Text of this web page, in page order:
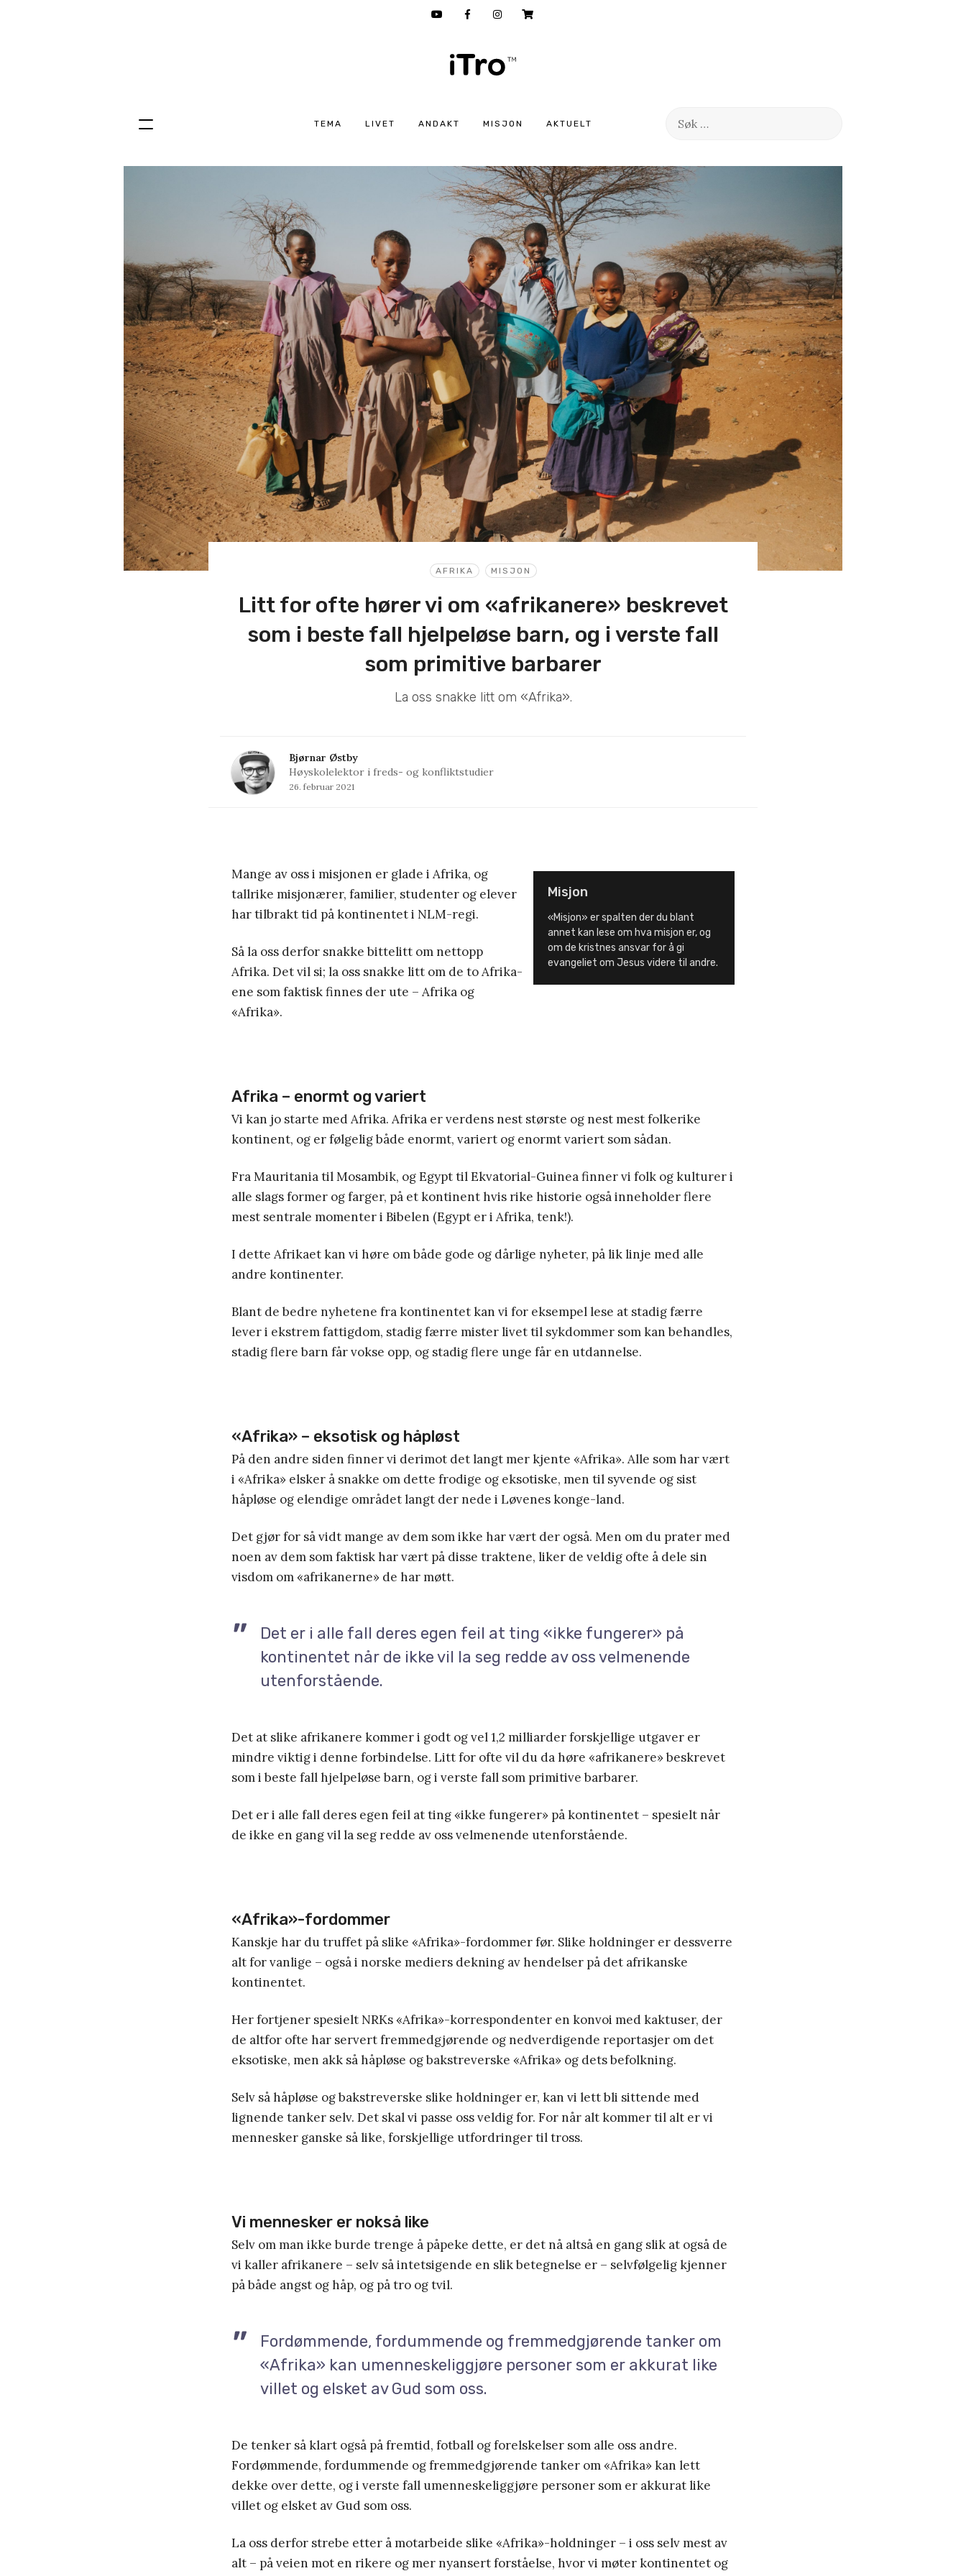
TEMA LIVET ANDAKT MISJON AKTUELT
Søk
Hopp
AFRIKA MISJON
Litt for ofte hører vi om «afrikanere» beskrevet
som i beste fall hjelpeløse barn, og i verste fall
som primitive barbarer
La oss snakke litt om «Afrika».
Bjørnar Østby
Høyskolelektor i freds- og konfliktstudier
26. februar 2021
Misjon
«Misjon» er spalten der du blant
annet kan lese om hva misjon er, og
om de kristnes ansvar for å gi
evangeliet om Jesus videre til andre.
Mange av oss i misjonen er glade i Afrika, og
tallrike misjonærer, familier, studenter og elever
har tilbrakt tid på kontinentet i NLM-regi.
Så la oss derfor snakke bittelitt om nettopp
Afrika. Det vil si; la oss snakke litt om de to Afrika-
ene som faktisk finnes der ute – Afrika og
«Afrika».
Afrika – enormt og variert
Vi kan jo starte med Afrika. Afrika er verdens nest største og nest mest folkerike
kontinent, og er følgelig både enormt, variert og enormt variert som sådan.
Fra Mauritania til Mosambik, og Egypt til Ekvatorial-Guinea finner vi folk og kulturer i
alle slags former og farger, på et kontinent hvis rike historie også inneholder flere
mest sentrale momenter i Bibelen (Egypt er i Afrika, tenk!).
I dette Afrikaet kan vi høre om både gode og dårlige nyheter, på lik linje med alle
andre kontinenter.
Blant de bedre nyhetene fra kontinentet kan vi for eksempel lese at stadig færre
lever i ekstrem fattigdom, stadig færre mister livet til sykdommer som kan behandles,
stadig flere barn får vokse opp, og stadig flere unge får en utdannelse.
«Afrika» – eksotisk og håpløst
På den andre siden finner vi derimot det langt mer kjente «Afrika». Alle som har vært
i «Afrika» elsker å snakke om dette frodige og eksotiske, men til syvende og sist
håpløse og elendige området langt der nede i Løvenes konge-land.
Det gjør for så vidt mange av dem som ikke har vært der også. Men om du prater med
noen av dem som faktisk har vært på disse traktene, liker de veldig ofte å dele sin
visdom om «afrikanerne» de har møtt.
Det er i alle fall deres egen feil at ting «ikke fungerer» på
kontinentet når de ikke vil la seg redde av oss velmenende
utenforstående.
Det at slike afrikanere kommer i godt og vel 1,2 milliarder forskjellige utgaver er
mindre viktig i denne forbindelse. Litt for ofte vil du da høre «afrikanere» beskrevet
som i beste fall hjelpeløse barn, og i verste fall som primitive barbarer.
Det er i alle fall deres egen feil at ting «ikke fungerer» på kontinentet – spesielt når
de ikke en gang vil la seg redde av oss velmenende utenforstående.
«Afrika»-fordommer
Kanskje har du truffet på slike «Afrika»-fordommer før. Slike holdninger er dessverre
alt for vanlige – også i norske mediers dekning av hendelser på det afrikanske
kontinentet.
Her fortjener spesielt NRKs «Afrika»-korrespondenter en konvoi med kaktuser, der
de altfor ofte har servert fremmedgjørende og nedverdigende reportasjer om det
eksotiske, men akk så håpløse og bakstreverske «Afrika» og dets befolkning.
Selv så håpløse og bakstreverske slike holdninger er, kan vi lett bli sittende med
lignende tanker selv. Det skal vi passe oss veldig for. For når alt kommer til alt er vi
mennesker ganske så like, forskjellige utfordringer til tross.
Vi mennesker er nokså like
Selv om man ikke burde trenge å påpeke dette, er det nå altså en gang slik at også de
vi kaller afrikanere – selv så intetsigende en slik betegnelse er – selvfølgelig kjenner
på både angst og håp, og på tro og tvil.
Fordømmende, fordummende og fremmedgjørende tanker om
«Afrika» kan umenneskeliggjøre personer som er akkurat like
villet og elsket av Gud som oss.
De tenker så klart også på fremtid, fotball og forelskelser som alle oss andre.
Fordømmende, fordummende og fremmedgjørende tanker om «Afrika» kan lett
dekke over dette, og i verste fall umenneskeliggjøre personer som er akkurat like
villet og elsket av Gud som oss.
La oss derfor strebe etter å motarbeide slike «Afrika»-holdninger – i oss selv mest av
alt – på veien mot en rikere og mer nyansert forståelse, hvor vi møter kontinentet og